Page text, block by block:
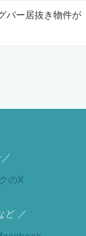
バー居抜き物件が
ど ／